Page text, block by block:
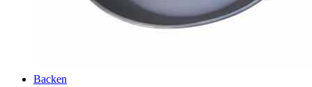
Backen